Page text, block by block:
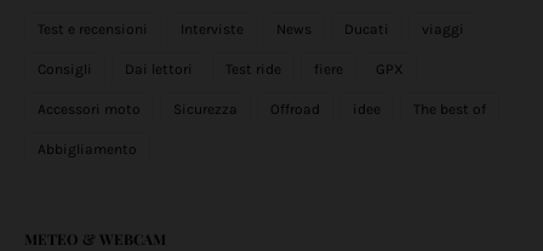
Test e recensioni Interviste News Ducati viaggi
Consigli Dai lettori Test ride fiere GPX
Accessori moto Sicurezza Offroad idee The best of
Abbigliamento
METEO & WEBCAM